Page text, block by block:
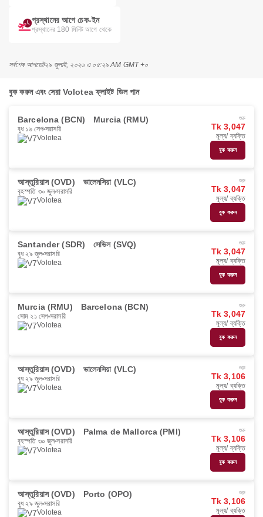
প্রস্থানের আগে চেক-ইন
প্রস্থানের 180 মিনিট আগে থেকে
সর্বশেষ আপডেট২৯ জুলাই, ২০২৬ এ ০৫:২৯ AM GMT +০
বুক করুন এবং সেরা Volotea ফ্লাইট ডিল পান
Barcelona (BCN) Murcia (RMU)
বুধ ১৬ সেপ সরাসরি
Volotea
শুরু
Tk 3,047
মূল্য/ ব্যক্তি
বুক করুন
আস্তুরিয়াস (OVD) ভালেনসিয়া (VLC)
বৃহস্পতি ৩০ জুল সরাসরি
Volotea
শুরু
Tk 3,047
মূল্য/ ব্যক্তি
বুক করুন
Santander (SDR) সেভিল (SVQ)
বুধ ২৯ জুল সরাসরি
Volotea
শুরু
Tk 3,047
মূল্য/ ব্যক্তি
বুক করুন
Murcia (RMU) Barcelona (BCN)
সোম ২১ সেপ সরাসরি
Volotea
শুরু
Tk 3,047
মূল্য/ ব্যক্তি
বুক করুন
আস্তুরিয়াস (OVD) ভালেনসিয়া (VLC)
বুধ ২৯ জুল সরাসরি
Volotea
শুরু
Tk 3,106
মূল্য/ ব্যক্তি
বুক করুন
আস্তুরিয়াস (OVD) Palma de Mallorca (PMI)
বৃহস্পতি ৩০ জুল সরাসরি
Volotea
শুরু
Tk 3,106
মূল্য/ ব্যক্তি
বুক করুন
আস্তুরিয়াস (OVD) Porto (OPO)
বুধ ২৯ জুল সরাসরি
Volotea
শুরু
Tk 3,106
মূল্য/ ব্যক্তি